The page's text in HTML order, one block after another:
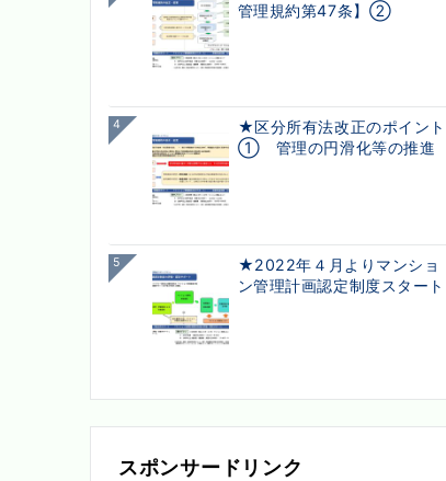
管理規約第47条】②
4
★区分所有法改正のポイント
① 管理の円滑化等の推進
5
★2022年４月よりマンショ
ン管理計画認定制度スタート
スポンサードリンク